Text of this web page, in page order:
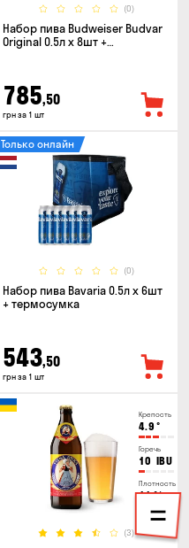
(0)
Набор пива Budweiser Budvar
Original 0.5л x 8шт +
785,50
грн за 1 шт
(0)
Только онлайн
Набор пива Bavaria 0.5л х 6шт
+ термосумка
543,50
грн за 1 шт
Крепость
4.9 °
Горечь
10 IBU
Плотность
11%
(3)